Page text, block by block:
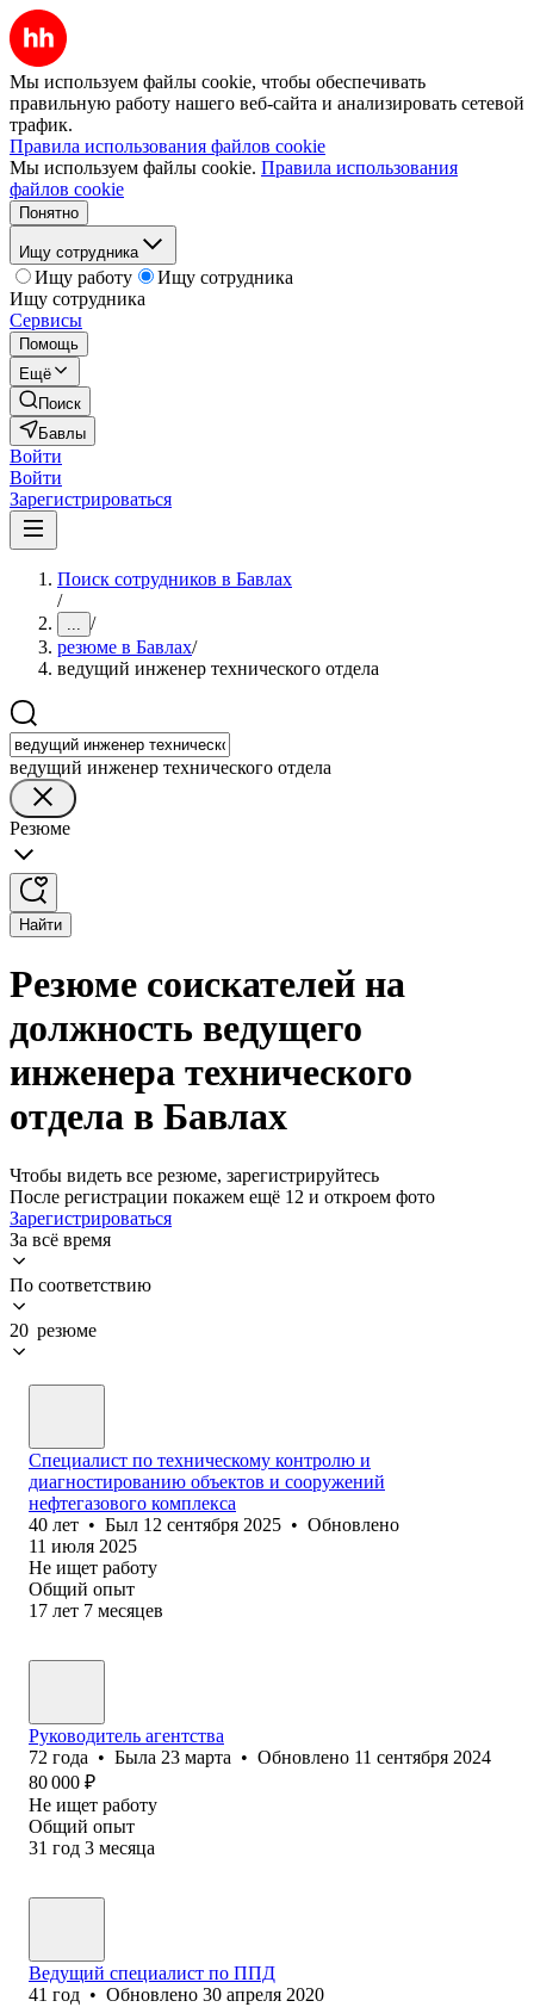
Мы используем файлы cookie, чтобы обеспечивать
правильную работу нашего веб-сайта и анализировать сетевой
трафик.
Правила использования файлов cookie
Мы используем файлы cookie. Правила использования
файлов cookie
Понятно
Ищу сотрудника
Ищу работу
Ищу сотрудника
Ищу сотрудника
Сервисы
Помощь
Ещё
Поиск
Бавлы
Войти
Войти
Зарегистрироваться
Поиск сотрудников в Бавлах
/
... /
резюме в Бавлах/
ведущий инженер технического отдела
ведущий инженер технического отдела
Резюме
Найти
Резюме соискателей на
должность ведущего
инженера технического
отдела в Бавлах
Чтобы видеть все резюме, зарегистрируйтесь
После регистрации покажем ещё 12 и откроем фото
Зарегистрироваться
За всё время
По соответствию
20 резюме
Специалист по техническому контролю и
диагностированию объектов и сооружений
нефтегазового комплекса
40 лет • Был 12 сентября 2025 • Обновлено
11 июля 2025
Не ищет работу
Общий опыт
17 лет 7 месяцев
Руководитель агентства
72 года • Была 23 марта • Обновлено 11 сентября 2024
80 000 ₽
Не ищет работу
Общий опыт
31 год 3 месяца
Ведущий специалист по ППД
41 год • Обновлено 30 апреля 2020